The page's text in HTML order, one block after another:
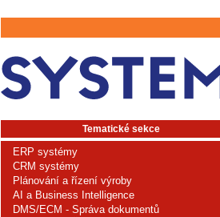
Tematické sekce
ERP systémy
CRM systémy
Plánování a řízení výroby
AI a Business Intelligence
DMS/ECM - Správa dokumentů